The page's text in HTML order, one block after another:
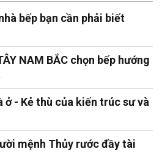
bếp bạn cần phải biết
NAM BẮC chọn bếp hướng
ở - Kẻ thù của kiến trúc sư và
mệnh Thủy rước đầy tài